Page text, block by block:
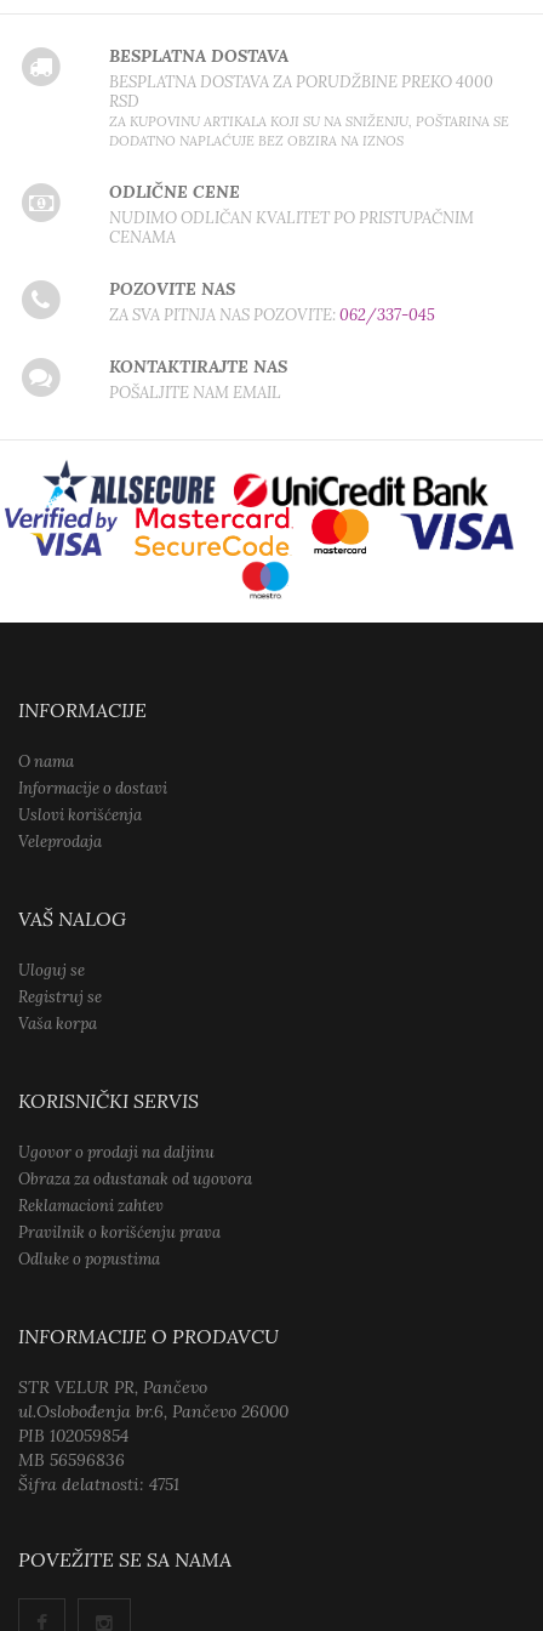
BESPLATNA DOSTAVA
BESPLATNA DOSTAVA ZA PORUDŽBINE PREKO 4000
RSD
ZA KUPOVINU ARTIKALA KOJI SU NA SNIŽENJU, POŠTARINA SE
DODATNO NAPLAĆUJE BEZ OBZIRA NA IZNOS
ODLIČNE CENE
NUDIMO ODLIČAN KVALITET PO PRISTUPAČNIM
CENAMA
POZOVITE NAS
ZA SVA PITNJA NAS POZOVITE:062/337-045
KONTAKTIRAJTE NAS
POŠALJITE NAM EMAIL
INFORMACIJE
O nama
Informacije o dostavi
Uslovi korišćenja
Veleprodaja
VAŠ NALOG
Uloguj se
Registruj se
Vaša korpa
KORISNIČKI SERVIS
Ugovor o prodaji na daljinu
Obraza za odustanak od ugovora
Reklamacioni zahtev
Pravilnik o korišćenju prava
Odluke o popustima
INFORMACIJE O PRODAVCU
STR VELUR PR, Pančevo
ul.Oslobođenja br.6, Pančevo 26000
PIB 102059854
MB 56596836
Šifra delatnosti: 4751
POVEŽITE SE SA NAMA